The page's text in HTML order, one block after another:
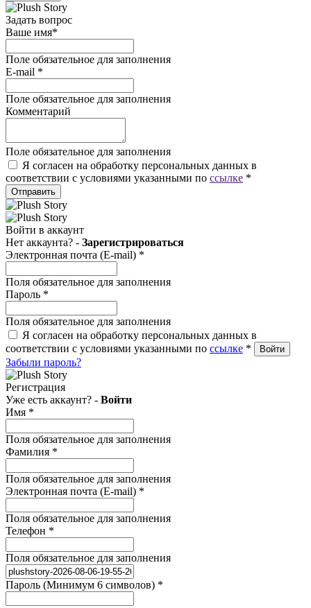
Задать вопрос
Ваше имя*
Поле обязательное для заполнения
E-mail *
Поле обязательное для заполнения
Комментарий
Поле обязательное для заполнения
Я согласен на обработку персональных данных в
соответствии с условиями указанными по ссылке *
Отправить
Войти в аккаунт
Нет аккаунта? - Зарегистрироваться
Электронная почта (E-mail) *
Поля обязательное для заполнения
Пароль *
Поля обязательное для заполнения
Я согласен на обработку персональных данных в
соответствии с условиями указанными по ссылке *
Забыли пароль?
Регистрация
Уже есть аккаунт? - Войти
Имя *
Поля обязательное для заполнения
Фамилия *
Поля обязательное для заполнения
Электронная почта (E-mail) *
Поля обязательное для заполнения
Телефон *
Поля обязательное для заполнения
Пароль (Минимум 6 символов) *